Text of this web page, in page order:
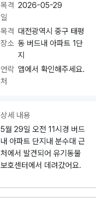
목격
일
2026-05-29
목격
장소
대전광역시 중구 태평
동 버드내 아파트 1단
지
연락
처
앱에서 확인해주세요.
상세 내용
5월 29일 오전 11시경 버드
내 아파트 단지내 분수대 근
처에서 발견되어 유기동물
보호센터에서 데려갔어요.